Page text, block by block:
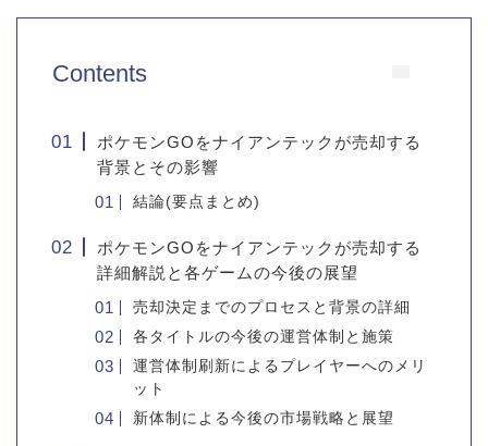
Contents
ポケモンGOをナイアンテックが売却する
背景とその影響
結論(要点まとめ)
ポケモンGOをナイアンテックが売却する
詳細解説と各ゲームの今後の展望
売却決定までのプロセスと背景の詳細
各タイトルの今後の運営体制と施策
運営体制刷新によるプレイヤーへのメリ
ット
新体制による今後の市場戦略と展望